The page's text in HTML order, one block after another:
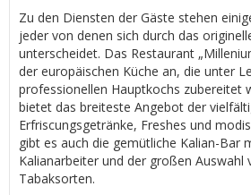
Zu den Diensten der Gäste stehen
jeder von denen sich durch das
unterscheidet. Das Restaurant
der europäischen Küche an, die unter
professionellen Hauptkochs zubereitet
bietet das breiteste Angebot der
Erfriscungsgetränke, Freshes und
gibt es auch die gemütliche Kalian-Bar
Kalianarbeiter und der großen Auswahl
Tabaksorten.